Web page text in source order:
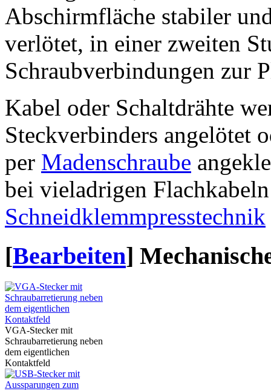
Abschirmfläche stabiler
verlötet, in einer zweiten
Schraubverbindungen zur
Kabel oder Schaltdrähte
Steckverbinders angelötet
per Madenschraube
bei vieladrigen
Schneidklemmpresstechnik
[Bearbeiten]
VGA-Stecker mit
Schraubarretierung neben
dem eigentlichen
Kontaktfeld